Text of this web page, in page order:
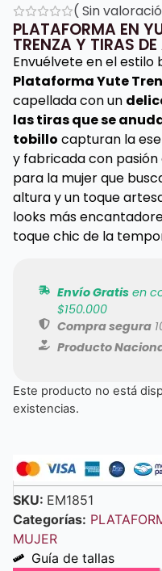
( Sin
PLATAFORMA EN
TRENZA Y TIRAS
Envuélvete en el estilo
Plataforma Yute
capellada con un
las tiras que se
tobillo capturan la
y fabricada con
para la mujer que
altura y un toque
looks más
toque chic de la
Envío Gratisen
$150.000
Compra segura
Producto
Este producto no está
existencias.
SKU: EM1851
Categorías:
MUJER
Guía de tallas